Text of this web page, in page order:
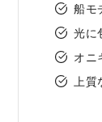
船モ
光に
オニ
上